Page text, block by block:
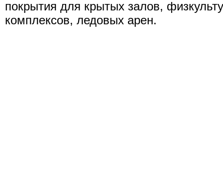
покрытия для крытых залов,
комплексов, ледовых арен.